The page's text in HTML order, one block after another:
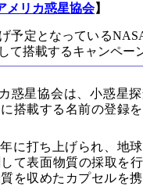
メリカ惑星協会】
予定となっている
て搭載するキャンペー
惑星協会は、小惑星
搭載する名前の登録
に打ち上げられ、地
て表面物質の採取を
を収めたカプセルを